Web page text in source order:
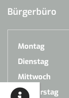
Bürgerbüro
Montag
Dienstag
Mittwoch
Donnerstag